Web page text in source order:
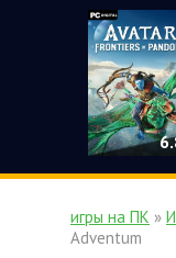
игры на ПК »
Adventum